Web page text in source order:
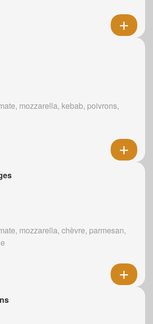
mozzarella, kebab, poivrons,
mozzarella, chèvre, parmesan,